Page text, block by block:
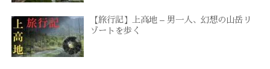
【旅行記】上高地 – 男一人、幻想の山岳リ
ゾートを歩く